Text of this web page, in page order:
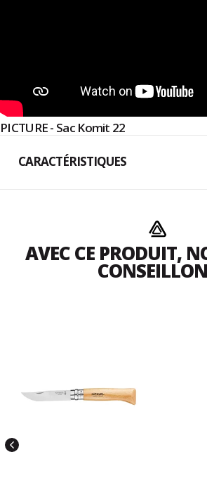
PICTURE - Sac Komit 22
CARACTÉRISTIQUES
AVEC CE PRODUIT,